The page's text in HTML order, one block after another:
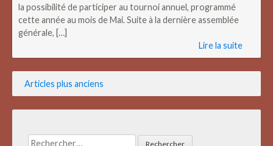
la possibilité de participer au tournoi annuel, programmé
cette année au mois de Mai. Suite à la dernière assemblée
générale, […]
Lire la suite
Navigation
des
Articles plus anciens
Rechercher :